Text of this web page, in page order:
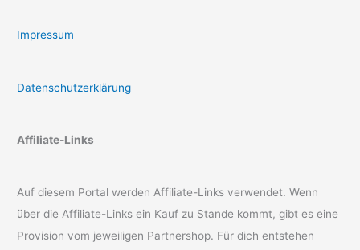
Impressum
Datenschutzerklärung
Affiliate-Links
Auf diesem Portal werden Affiliate-Links verwendet. Wenn
über die Affiliate-Links ein Kauf zu Stande kommt, gibt es eine
Provision vom jeweiligen Partnershop. Für dich entstehen